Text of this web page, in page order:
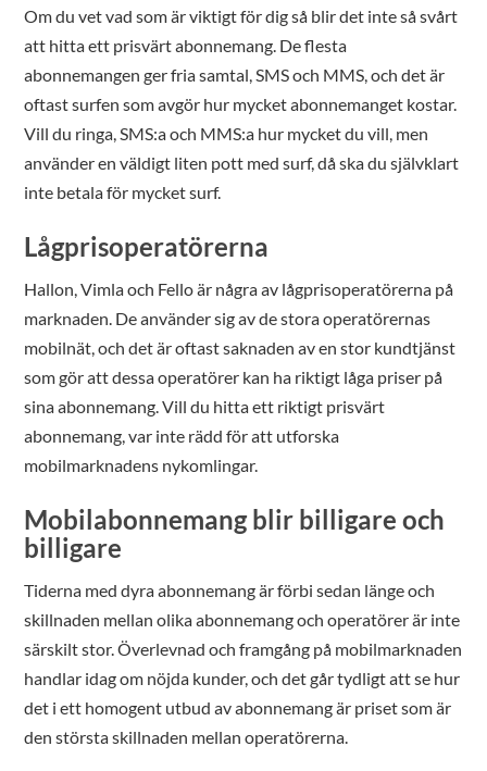
Om du vet vad som är viktigt för dig så blir det inte så svårt
att hitta ett prisvärt abonnemang. De flesta
abonnemangen ger fria samtal, SMS och MMS, och det är
oftast surfen som avgör hur mycket abonnemanget kostar.
Vill du ringa, SMS:a och MMS:a hur mycket du vill, men
använder en väldigt liten pott med surf, då ska du självklart
inte betala för mycket surf.
Lågprisoperatörerna
Hallon, Vimla och Fello är några av lågprisoperatörerna på
marknaden. De använder sig av de stora operatörernas
mobilnät, och det är oftast saknaden av en stor kundtjänst
som gör att dessa operatörer kan ha riktigt låga priser på
sina abonnemang. Vill du hitta ett riktigt prisvärt
abonnemang, var inte rädd för att utforska
mobilmarknadens nykomlingar.
Mobilabonnemang blir billigare och
billigare
Tiderna med dyra abonnemang är förbi sedan länge och
skillnaden mellan olika abonnemang och operatörer är inte
särskilt stor. Överlevnad och framgång på mobilmarknaden
handlar idag om nöjda kunder, och det går tydligt att se hur
det i ett homogent utbud av abonnemang är priset som är
den största skillnaden mellan operatörerna.